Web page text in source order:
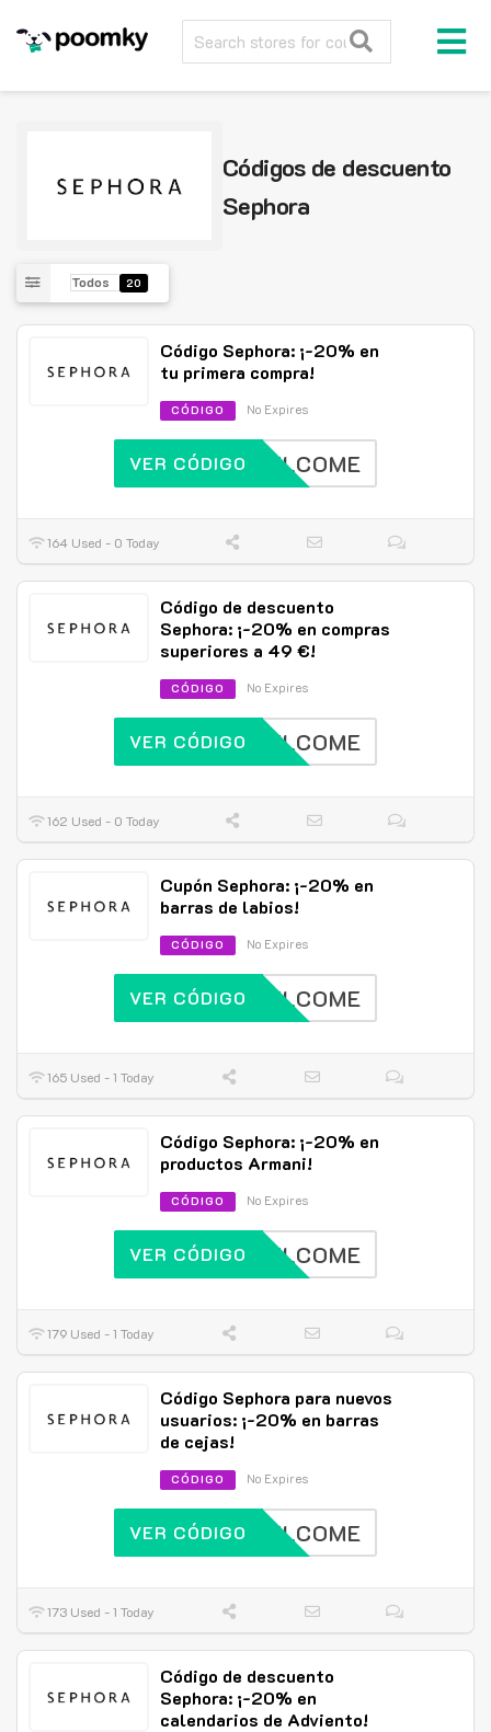
Códigos de descuento
Sephora
Todos 20
Código Sephora: ¡-20% en
tu primera compra!
CÓDIGO No Expires
WELCOME
VER CÓDIGO
164 Used - 0 Today
Código de descuento
Sephora: ¡-20% en compras
superiores a 49 €!
CÓDIGO No Expires
WELCOME
VER CÓDIGO
162 Used - 0 Today
Cupón Sephora: ¡-20% en
barras de labios!
CÓDIGO No Expires
WELCOME
VER CÓDIGO
165 Used - 1 Today
Código Sephora: ¡-20% en
productos Armani!
CÓDIGO No Expires
WELCOME
VER CÓDIGO
179 Used - 1 Today
Código Sephora para nuevos
usuarios: ¡-20% en barras
de cejas!
CÓDIGO No Expires
WELCOME
VER CÓDIGO
173 Used - 1 Today
Código de descuento
Sephora: ¡-20% en
calendarios de Adviento!